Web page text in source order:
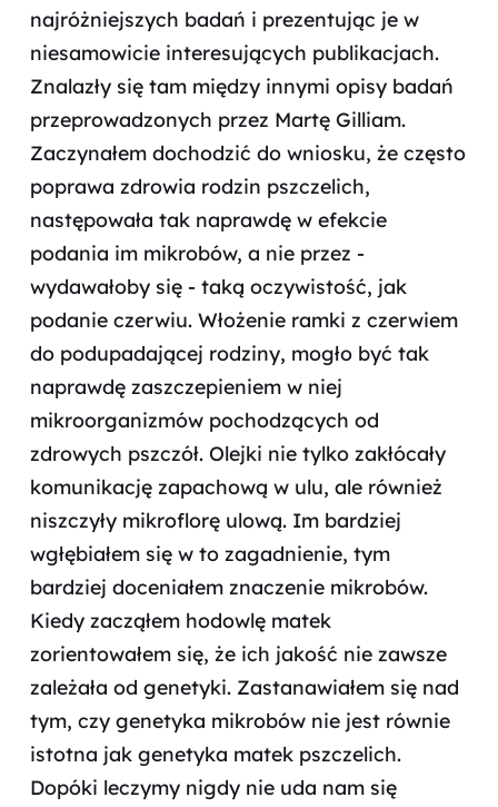
najróżniejszych badań i prezentując je w
niesamowicie interesujących publikacjach.
Znalazły się tam między innymi opisy badań
przeprowadzonych przez Martę Gilliam.
Zaczynałem dochodzić do wniosku, że często
poprawa zdrowia rodzin pszczelich,
następowała tak naprawdę w efekcie
podania im mikrobów, a nie przez -
wydawałoby się - taką oczywistość, jak
podanie czerwiu. Włożenie ramki z czerwiem
do podupadającej rodziny, mogło być tak
naprawdę zaszczepieniem w niej
mikroorganizmów pochodzących od
zdrowych pszczół. Olejki nie tylko zakłócały
komunikację zapachową w ulu, ale również
niszczyły mikroflorę ulową. Im bardziej
wgłębiałem się w to zagadnienie, tym
bardziej doceniałem znaczenie mikrobów.
Kiedy zacząłem hodowlę matek
zorientowałem się, że ich jakość nie zawsze
zależała od genetyki. Zastanawiałem się nad
tym, czy genetyka mikrobów nie jest równie
istotna jak genetyka matek pszczelich.
Dopóki leczymy nigdy nie uda nam się